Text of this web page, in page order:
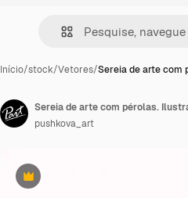
Início/stock/Vetores/Sereia de arte com
Premium
pushkova_art